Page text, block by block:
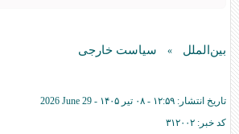
بین‌الملل » سیاست خارجی
تاریخ انتشار: ۱۲:۵۹ - ۰۸ تير ۱۴۰۵ -
2026 June 29
کد خبر: ۳۱۲۰۰۲